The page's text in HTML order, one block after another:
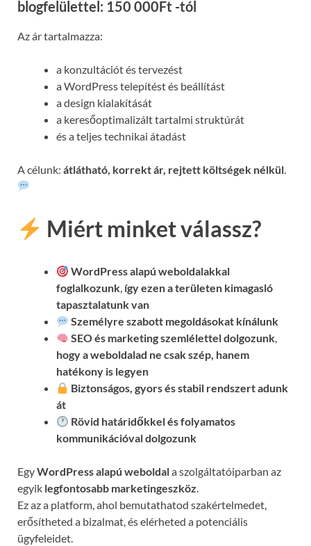
blogfelülettel: 150 000Ft -tól
Az ár tartalmazza:
a konzultációt és tervezést
a WordPress telepítést és beállítást
a design kialakítását
a keresőoptimalizált tartalmi struktúrát
és a teljes technikai átadást
A célunk: átlátható, korrekt ár, rejtett költségek nélkül
Miért minket válassz?
WordPress alapú weboldalakkal
foglalkozunk, így ezen a területen kimagasló
tapasztalatunk van
Személyre szabott megoldásokat kínálunk
SEO és marketing szemlélettel dolgozunk,
hogy a weboldalad ne csak szép, hanem
hatékony is legyen
Biztonságos, gyors és stabil rendszert adunk
át
Rövid határidőkkel és folyamatos
kommunikációvaldolgozunk
EgyWordPress alapú weboldala szolgáltatóiparban az
egyik legfontosabb marketingeszköz.
Ez az a platform, ahol bemutathatod szakértelmedet,
erősítheted a bizalmat, és elérheted a potenciális
ügyfeleidet.